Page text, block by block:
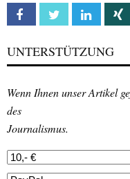
Facebook Twitter Linkedin
UNTERSTÜTZUNG
Wenn Ihnen unser Artikel
des
Journalismus.